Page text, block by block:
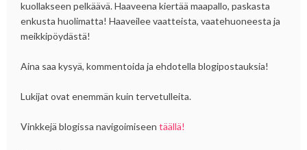
kuollakseen pelkäävä. Haaveena kiertää maapallo, paskasta
enkusta huolimatta! Haaveilee vaatteista, vaatehuoneesta ja
meikkipöydästä!
Aina saa kysyä, kommentoida ja ehdotella blogipostauksia!
Lukijat ovat enemmän kuin tervetulleita.
Vinkkejä blogissa navigoimiseen täällä!